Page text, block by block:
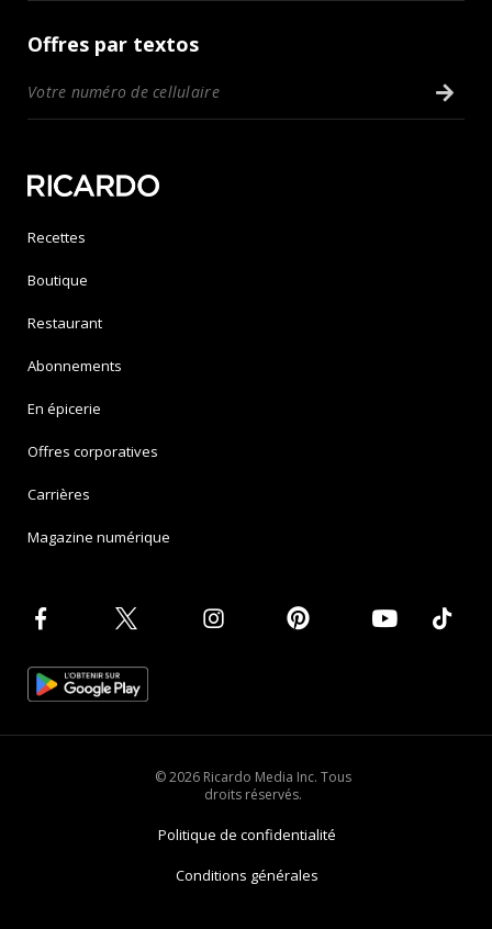
Offres par textos
Recettes
Boutique
Restaurant
Abonnements
En épicerie
Offres corporatives
Carrières
Magazine numérique
© 2026 Ricardo Media Inc. Tous
droits réservés.
Politique de confidentialité
Conditions générales